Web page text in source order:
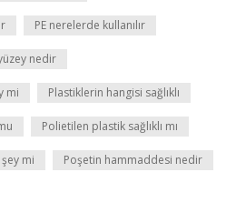
PE nerelerde kullanılır
nedir
mi Plastiklerin hangisi sağlıklı
Polietilen plastik sağlıklı mı
mi Poşetin hammaddesi nedir